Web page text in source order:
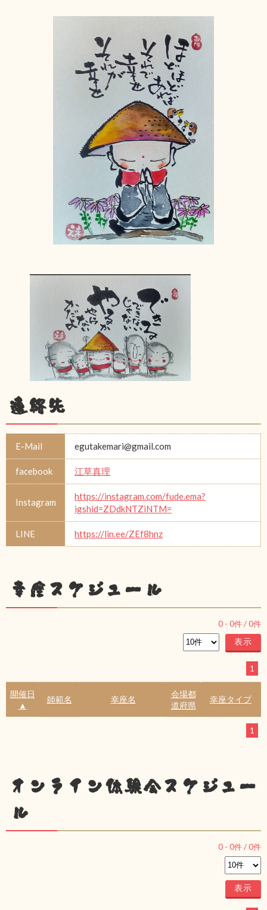
連絡先
E-Mail egutakemari@gmail.com
facebook 江草真理
Instagram
https://instagram.com/fude.ema?
igshid=ZDdkNTZiNTM=
LINE https://lin.ee/ZEf8hnz
幸座スケジュール
0 - 0件 /0件
1
開催日
▲
師範名 幸座名
会場都
道府県
幸座タイプ
1
オンライン体験会スケジュー
ル
0 - 0件 /0件